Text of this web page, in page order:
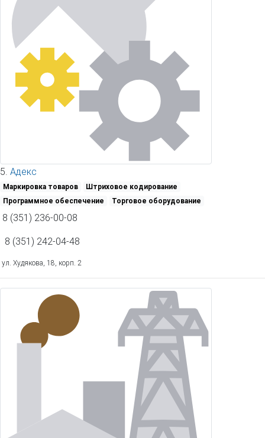
5. Адекс
Маркировка товаров
Штриховое кодирование
Программное обеспечение
Торговое оборудование
8 (351) 236-00-08
8 (351) 242-04-48
ул. Худякова, 18, корп. 2